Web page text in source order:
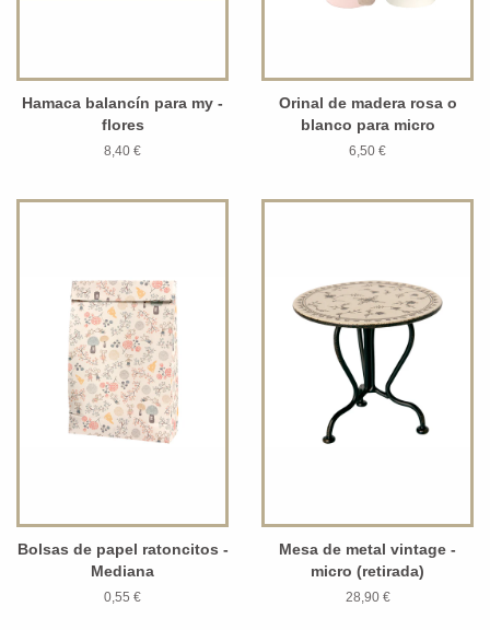
Hamaca balancín para my -
flores
8,40 €
Orinal de madera rosa o
blanco para micro
6,50 €
Bolsas de papel ratoncitos -
Mediana
0,55 €
Mesa de metal vintage -
micro (retirada)
28,90 €